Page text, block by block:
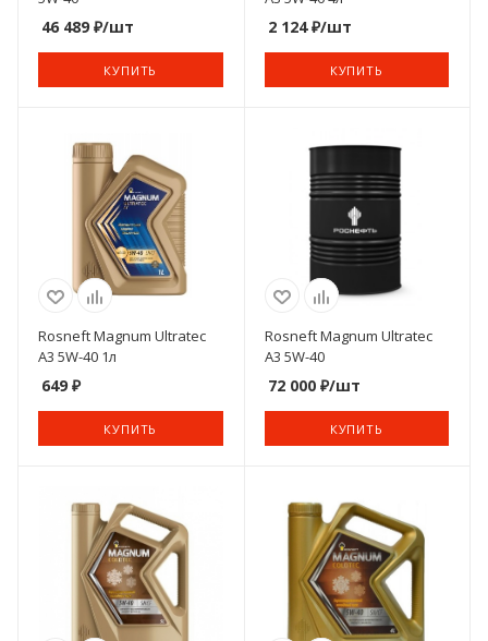
46 489 ₽/шт
КУПИТЬ
2 124₽/шт
КУПИТЬ
Rosneft Magnum Ultratec
A3 5W-40 1л
649 ₽
КУПИТЬ
Rosneft Magnum Ultratec
A3 5W-40
72 000₽/шт
КУПИТЬ